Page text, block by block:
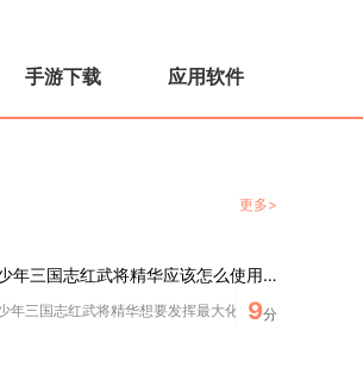
手游下载 应用软件
更多>
少年三国志红武将精华应该怎么使用才能取得最好效果
年三国志红武将精华想要发挥最大化战力收益，核心思
9分